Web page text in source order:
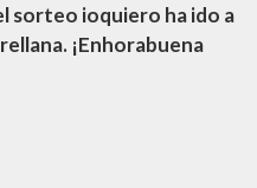
sorteo ioquiero ha ido a
¡Enhorabuena